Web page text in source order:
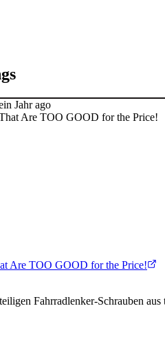
Jahr ago
Are TOO GOOD for the Price!
Fahrradlenker-Schrauben